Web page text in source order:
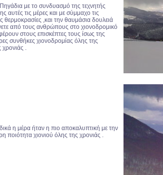
με το συνδυασμό της τεχνητής
αυτές τις μέρες και με σύμμαχο τις
θερμοκρασίες ,και την θαυμάσια δουλειά
από τους ανθρώπους στο χιονοδρομικό
στους επισκέπτες τους ίσως της
συνθήκες χιονοδρομίας όλης της
χρονιάς .
η μέρα ήταν η πιο αποκαλυπτική με την
ποιότητα χιονιού όλης της χρονιάς .